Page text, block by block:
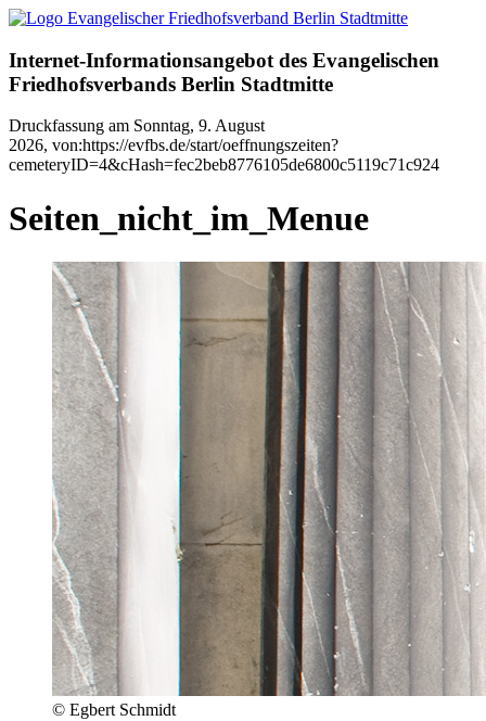
Internet-Informationsangebot des Evangelischen
Friedhofsverbands Berlin Stadtmitte
Druckfassung am Sonntag, 9. August
2026, von:https://evfbs.de/start/oeffnungszeiten?
cemeteryID=4&cHash=fec2beb8776105de6800c5119c71c924
Seiten_nicht_im_Menue
© Egbert Schmidt